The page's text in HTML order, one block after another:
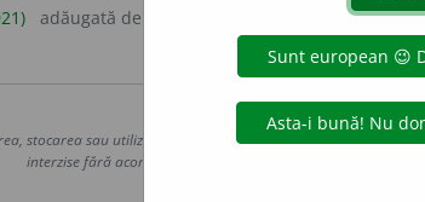
adăugată de
Copyright © 2004-2026
stocarea sau utilizarea datelor de pe acest site, inclusiv prin
interzise fără acordul nostru prealabil scris, cu excepția